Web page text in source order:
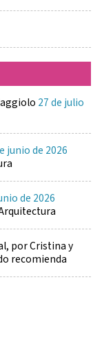
27 de julio
junio de 2026
de 2026
por Cristina y
recomienda